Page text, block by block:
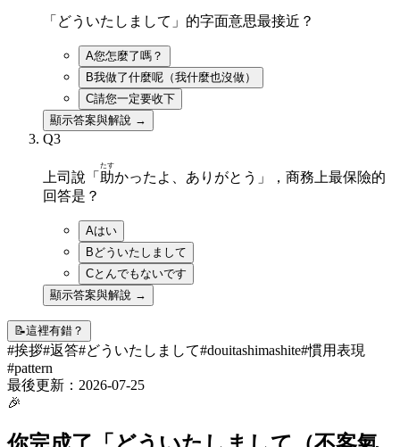
「どういたしまして」的字面意思最接近？
A您怎麼了嗎？
B我做了什麼呢（我什麼也沒做）
C請您一定要收下
顯示答案與解說 →
Q3
上司說「 助
たす
かったよ、ありがとう」，商務上最保險的
回答是？
Aはい
B どういたしまして
Cとんでもないです
顯示答案與解說 →
📝這裡有錯？
#挨拶#返答#どういたしまして#douitashimashite#慣用表現
#pattern
最後更新： 2026-07-25
🎉